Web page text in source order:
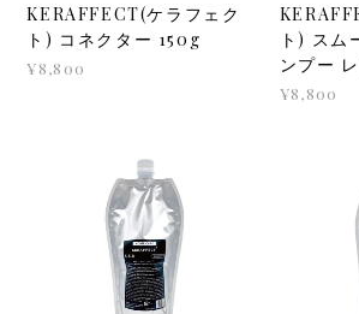
KERAFFECT(ケラフェク
ト) コネクター 150g
¥8,800
ト) スム
ンプー
¥8,800